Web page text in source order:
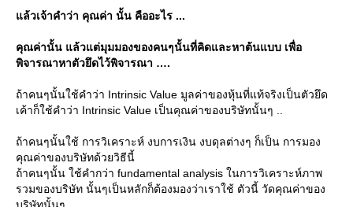
ล้วเจ้าคำว่า คุณค่า นั้น คืออะไร ...
คุณค่านั้น แล้วแต่มุมมองของคนๆนั้นที่คิดและหาต้นแบบ เพื่อ
พิจารณาหาตัวยึดไว้พิจารณา ….
ถ้าคนๆนั้นใช้คำว่า Intrinsic Value มูลค่าของหุ้นที่แท้จริงเป็นตัวยึด
เค้าก็ใช้คำว่า Intrinsic Value เป็นคุณค่าของบริษัทนั้นๆ ..
ถ้าคนๆนั้นใช้ การวิเคราะห์ งบการเงิน งบดุลต่างๆ ก็เป็น การมอง
คุณค่าของบริษัทด้วยวิธีนี้
ถ้าคนๆนั้น ใช้คำกว่า fundamental analysis ในการวิเคราะห์ภาพ
รวมของบริษัท นั้นๆเป็นหลักก็ต้องมองว่าเราใช้ ตัวนี้ วัดคุณค่าของ